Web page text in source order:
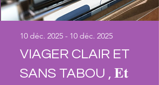
VIAGER CLAIR ET
SANS TABOU , 𝐄𝐭
10 déc. 2025 - 10 déc. 2025